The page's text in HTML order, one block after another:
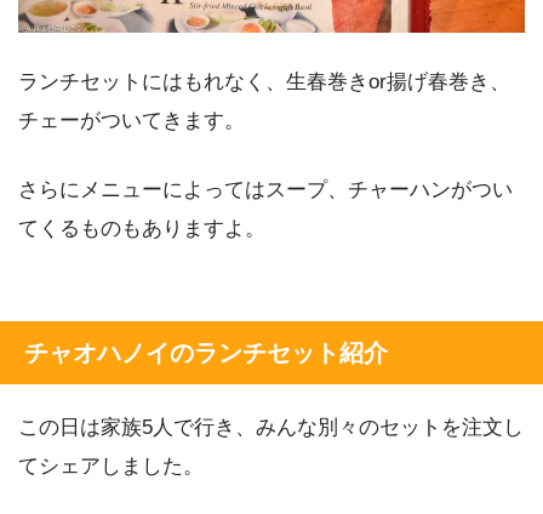
ランチセットにはもれなく、生春巻きor揚げ春巻き、
チェーがついてきます。
さらにメニューによってはスープ、チャーハンがつい
てくるものもありますよ。
チャオハノイのランチセット紹介
この日は家族5人で行き、みんな別々のセットを注文し
てシェアしました。